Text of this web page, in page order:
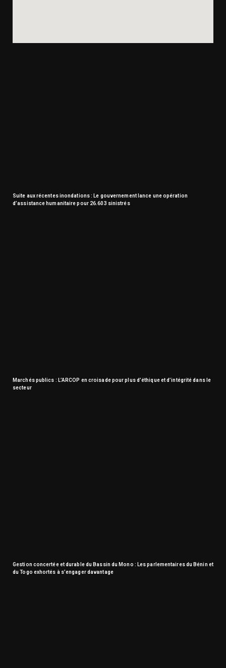
Suite aux récentes inondations : Le gouvernement lance une opération
d’assistance humanitaire pour 26.603 sinistrés
Marchés publics : L’ARCOP en croisade pour plus d’éthique et d’intégrité dans le
secteur
Gestion concertée et durable du Bassin du Mono : Les parlementaires du Bénin et
du Togo exhortés à s’engager davantage